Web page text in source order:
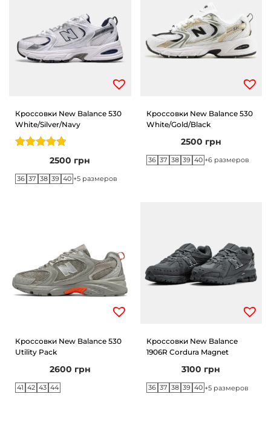
Кроссовки New Balance 530
White/Silver/Navy
2500 грн
36 37 38 39 40 +5 размеров
Кроссовки New Balance 530
White/Gold/Black
2500 грн
36 37 38 39 40 +6 размеров
Кроссовки New Balance 530
Utility Pack
2600 грн
41 42 43 44
Кроссовки New Balance
1906R Cordura Magnet
3100 грн
36 37 38 39 40 +5 размеров